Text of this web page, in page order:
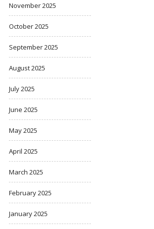
November 2025
October 2025
September 2025
August 2025
July 2025
June 2025
May 2025
April 2025
March 2025
February 2025
January 2025